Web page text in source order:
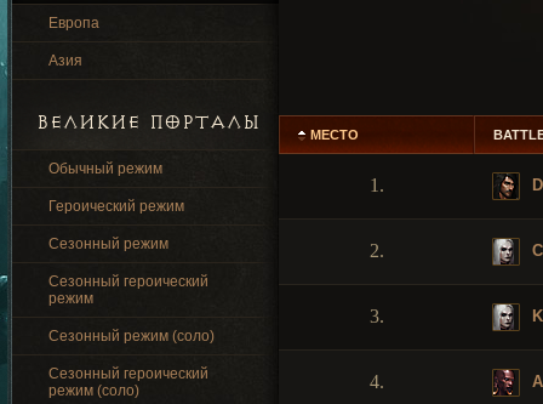
Европа
Азия
ВЕЛИКИЕ ПОРТАЛЫ
Обычный режим
Героический режим
Сезонный режим
Сезонный героический
режим
Сезонный режим (соло)
Сезонный героический
режим (соло)
МЕСТО
1.
2.
3.
4.